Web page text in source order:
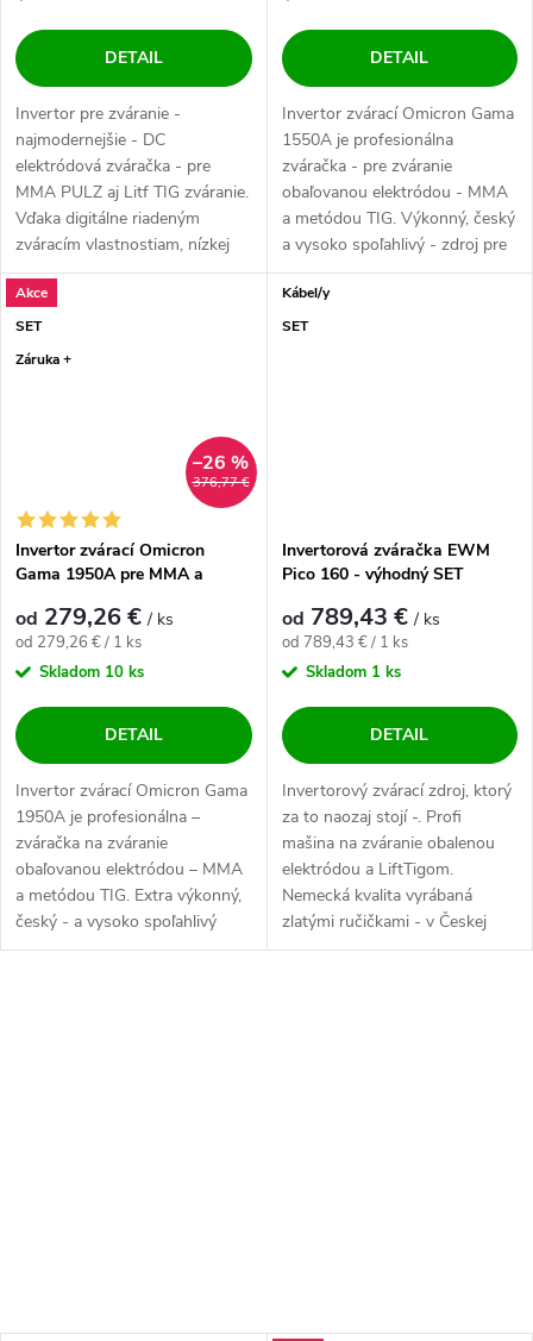
DETAIL
Invertor pre zváranie -
najmodernejšie - DC
elektródová zváračka - pre
MMA PULZ aj Litf TIG zváranie.
Vďaka digitálne riadeným
zváracím vlastnostiam, nízkej
hmotnosti, extrémne...
DETAIL
Invertor zvárací Omicron Gama
1550A je profesionálna
zváračka - pre zváranie
obaľovanou elektródou - MMA
a metódou TIG. Výkonný, český
a vysoko spoľahlivý - zdroj pre
všetky...
Akce
SET
Záruka +
376,77 €
–26 %
Invertor zvárací Omicron
Gama 1950A pre MMA a
od 279,26 €/ ks
Jednotková cena:
od 279,26 € / 1 ks
Skladom 10 ks
DETAIL
Invertor zvárací Omicron Gama
1950A je profesionálna –
zváračka na zváranie
obaľovanou elektródou – MMA
a metódou TIG. Extra výkonný,
český - a vysoko spoľahlivý
zdroj pre...
Kábel/y
SET
Invertorová zváračka EWM
Pico 160 - výhodný SET
od 789,43 €/ ks
Jednotková cena:
od 789,43 € / 1 ks
Skladom 1 ks
DETAIL
Invertorový zvárací zdroj, ktorý
za to naozaj stojí -. Profi
mašina na zváranie obalenou
elektródou a LiftTigom.
Nemecká kvalita vyrábaná
zlatými ručičkami - v Českej
republike....